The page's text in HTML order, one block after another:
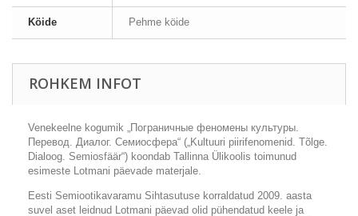
Köide Pehme köide
ROHKEM INFOT
Venekeelne kogumik „Пограничные феномены культуры.
Перевод. Диалог. Семиосфера“ („Kultuuri piirifenomenid. Tõlge.
Dialoog. Semiosfäär“) koondab Tallinna Ülikoolis toimunud
esimeste Lotmani päevade materjale.
Eesti Semiootikavaramu Sihtasutuse korraldatud 2009. aasta
suvel aset leidnud Lotmani päevad olid pühendatud keele ja